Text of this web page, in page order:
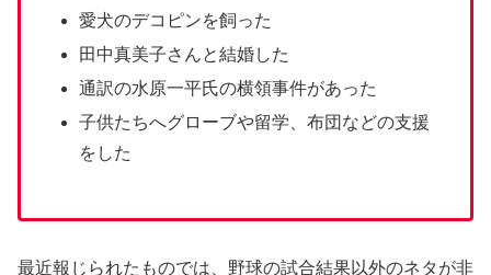
田中真美子さんと結婚した
通訳の水原一平氏の横領事件があった
子供たちへグローブや留学、布団などの支援
最近報じられたものでは、野球の試合結果以外のネタが非